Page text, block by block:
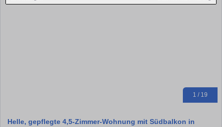
1 / 19
Helle, gepflegte 4,5-Zimmer-Wohnung mit Südbalkon in